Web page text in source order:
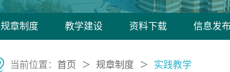
规章制度 教学建设 资料下载 信息发布
当前位置： 首页 ＞ 规章制度 ＞ 实践教学